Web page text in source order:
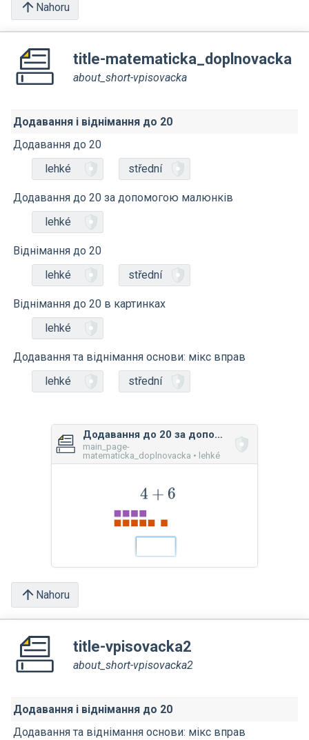
Nahoru
title-matematicka_doplnovacka
about_short-vpisovacka
Додавання і віднімання до 20
Додавання до 20
lehké
střední
Додавання до 20 за допомогою малюнків
lehké
Віднімання до 20
lehké
střední
Віднімання до 20 в картинках
lehké
Додавання та віднімання основи: мікс вправ
lehké
střední
Додавання до 20 за допомогою малюнків
main_page-
matematicka_doplnovacka • lehké
Nahoru
title-vpisovacka2
about_short-vpisovacka2
Додавання і віднімання до 20
Додавання та віднімання основи: мікс вправ